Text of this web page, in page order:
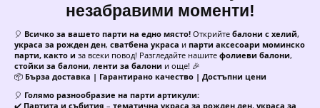
незабравими моменти!
🎈 Всичко за вашето парти на едно място! Открийте балони с хелий,
украса за рожден ден, сватбена украса и парти аксесоари моминско
парти, както и за всеки повод! Разгледайте нашите фолиеви балони,
стойки за балони, ленти за балони и още! 🎉
📦 Бърза доставка | Гарантирано качество | Достъпни цени
🎈 Голямо разнообразие на парти артикули:
✔️ Партита и събития – тематична украса за рожден ден, украса за